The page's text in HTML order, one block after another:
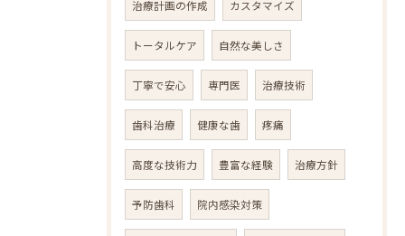
治療計画の作成 カスタマイズ
トータルケア 自然な美しさ
丁寧で安心 専門医 治療技術
歯科治療 健康な歯 疼痛
高度な技術力 豊富な経験 治療方針
予防歯科 院内感染対策